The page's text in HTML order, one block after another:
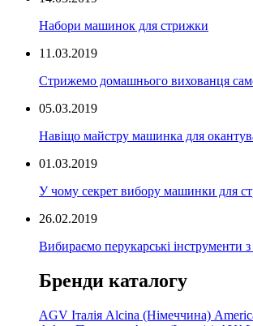
Набори машинок для стрижки
11.03.2019
Стрижемо домашнього вихованця
05.03.2019
Навіщо майстру машинка для
01.03.2019
У чому секрет вибору машинки для
26.02.2019
Вибираємо перукарські інструменти
Бренди каталогу
AGV Італія Alcina (Німеччина)